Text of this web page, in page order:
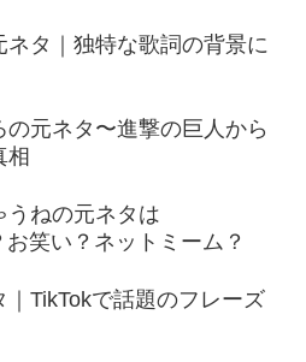
タ｜独特な歌詞の背景に
元ネタ〜進撃の巨人から
相
うねの元ネタは
笑い？ネットミーム？
TikTokで話題のフレーズ